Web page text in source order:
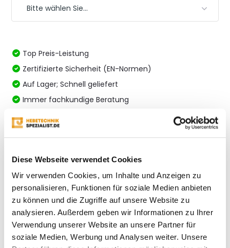
Diese Webseite verwendet Cookies
Wir verwenden Cookies, um Inhalte und Anzeigen zu
personalisieren, Funktionen für soziale Medien anbieten
zu können und die Zugriffe auf unsere Website zu
analysieren. Außerdem geben wir Informationen zu Ihrer
Verwendung unserer Website an unsere Partner für
soziale Medien, Werbung und Analysen weiter. Unsere
Top Preis-Leistung
Zertifizierte Sicherheit (EN-Normen)
Auf Lager; Schnell geliefert
Immer fachkundige Beratung
Vergleichen
Eigenschaften
Bewertungen